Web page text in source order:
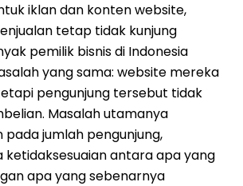
iklan dan konten website,
tetap tidak kunjung
pemilik bisnis di Indonesia
yang sama: website mereka
pengunjung tersebut tidak
Masalah utamanya
pada jumlah pengunjung,
ketidaksesuaian antara apa yang
apa yang sebenarnya